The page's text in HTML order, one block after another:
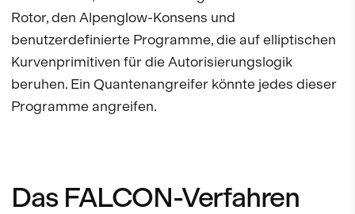
Rotor, den Alpenglow-Konsens und
benutzerdefinierte Programme, die auf elliptischen
Kurvenprimitiven für die Autorisierungslogik
beruhen. Ein Quantenangreifer könnte jedes dieser
Programme angreifen.
Das FALCON-Verfahren